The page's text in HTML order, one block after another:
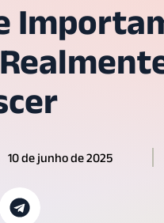
10 de junho de 2025